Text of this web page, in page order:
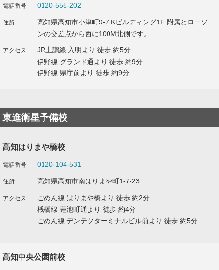
0120-555-202
高知県高知市小津町9-7 Kビルディング1F 附属とローソ
ンの交差点から西に100M北側です。
JR土讃線 入明より 徒歩 約5分
伊野線 グランド通より 徒歩 約9分
伊野線 県庁前より 徒歩 約9分
東進衛星予備校
高知はりまや橋校
0120-104-531
高知県高知市南はりまや町1-7-23
ごめん線 はりまや橋より 徒歩 約2分
桟橋線 蓮池町通より 徒歩 約4分
ごめん線 デンテツターミナルビル前より 徒歩 約5分
高知中央公園前校